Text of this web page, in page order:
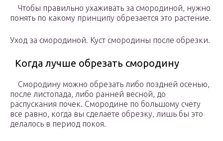
Чтобы правильно ухаживать за смородиной, нужно
понять по какому принципу обрезается это растение.
Уход за смородиной. Куст смородины после обрезки.
Когда лучше обрезать смородину
Смородину можно обрезать либо поздней осенью,
после листопада, либо ранней весной, до
распускания почек. Смородине по большому счету
все равно, когда вы сделаете обрезку, лишь бы это
делалось в период покоя.